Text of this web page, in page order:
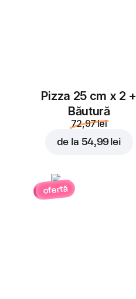
Pizza 25 cm x 2 +
Băutură
72,97 lei
de la 54,99 lei
ofertă